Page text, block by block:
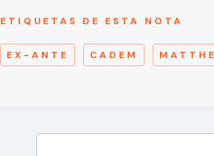
ETIQUETAS DE ESTA NOTA
EX-ANTE CADEM